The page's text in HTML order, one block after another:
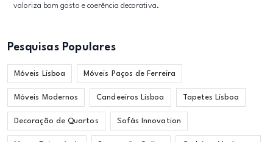
valoriza bom gosto e coerência decorativa.
Pesquisas Populares
Móveis Lisboa Móveis Paços de Ferreira
Móveis Modernos Candeeiros Lisboa Tapetes Lisboa
Decoração de Quartos Sofás Innovation